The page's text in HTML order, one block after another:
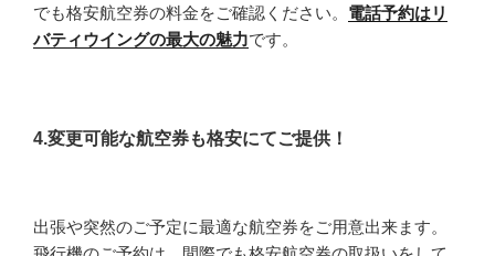
でも格安航空券の料金をご確認ください。 電話予約はリ
バティウイングの最大の魅力です。
4.変更可能な航空券も格安にてご提供！
出張や突然のご予定に最適な航空券をご用意出来ます。